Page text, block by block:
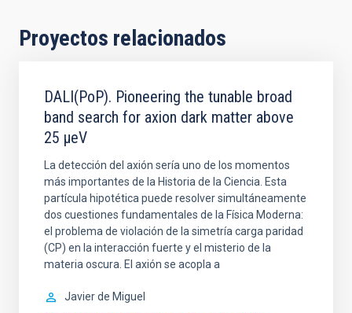
Proyectos relacionados
DALI(PoP). Pioneering the tunable broad
band search for axion dark matter above
25 μeV
La detección del axión sería uno de los momentos
más importantes de la Historia de la Ciencia. Esta
partícula hipotética puede resolver simultáneamente
dos cuestiones fundamentales de la Física Moderna:
el problema de violación de la simetría carga paridad
(CP) en la interacción fuerte y el misterio de la
materia oscura. El axión se acopla a
Javier de Miguel